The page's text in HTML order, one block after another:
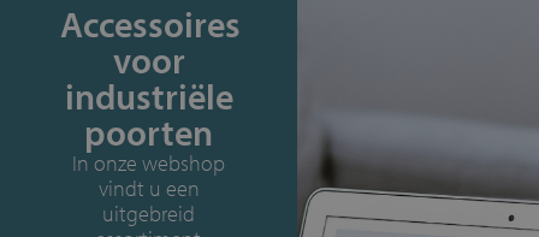
Accessoires
voor
industriële
poorten
In onze webshop
vindt u een
uitgebreid